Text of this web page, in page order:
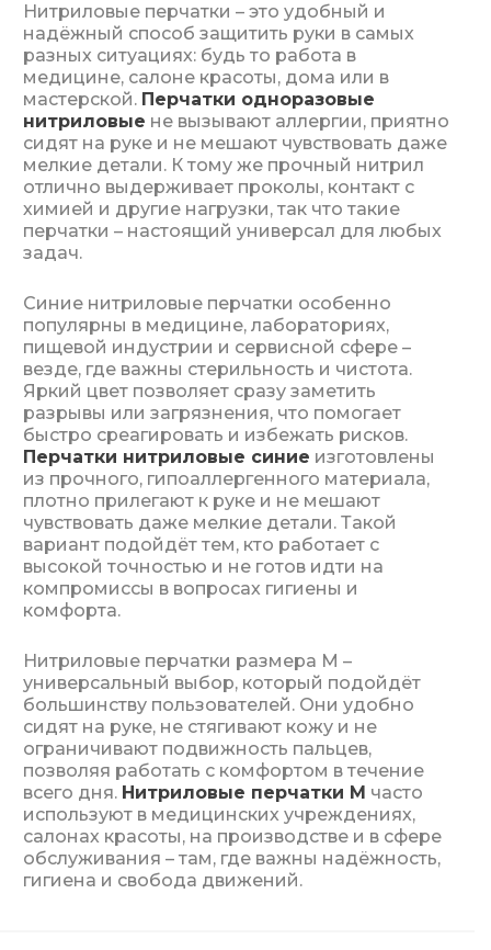
Нитриловые перчатки – это удобный и
надёжный способ защитить руки в самых
разных ситуациях: будь то работа в
медицине, салоне красоты, дома или в
мастерской. Перчатки одноразовые
нитриловые не вызывают аллергии, приятно
сидят на руке и не мешают чувствовать даже
мелкие детали. К тому же прочный нитрил
отлично выдерживает проколы, контакт с
химией и другие нагрузки, так что такие
перчатки – настоящий универсал для любых
задач.
Синие нитриловые перчатки особенно
популярны в медицине, лабораториях,
пищевой индустрии и сервисной сфере –
везде, где важны стерильность и чистота.
Яркий цвет позволяет сразу заметить
разрывы или загрязнения, что помогает
быстро среагировать и избежать рисков.
Перчатки нитриловые синие изготовлены
из прочного, гипоаллергенного материала,
плотно прилегают к руке и не мешают
чувствовать даже мелкие детали. Такой
вариант подойдёт тем, кто работает с
высокой точностью и не готов идти на
компромиссы в вопросах гигиены и
комфорта.
Нитриловые перчатки размера M –
универсальный выбор, который подойдёт
большинству пользователей. Они удобно
сидят на руке, не стягивают кожу и не
ограничивают подвижность пальцев,
позволяя работать с комфортом в течение
всего дня. Нитриловые перчатки M часто
используют в медицинских учреждениях,
салонах красоты, на производстве и в сфере
обслуживания – там, где важны надёжность,
гигиена и свобода движений.